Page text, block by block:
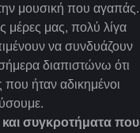
μουσική που αγαπάς.
μέρες μας, πολύ λίγα
να συνδυάζουν
διαπιστώνω ότι
που ήταν αδικημένοι
και συγκροτήματα που